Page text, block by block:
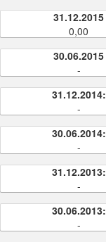
31.12.2015
0,00
30.06.2015
-
31.12.2014:
-
30.06.2014:
-
31.12.2013:
-
30.06.2013:
-